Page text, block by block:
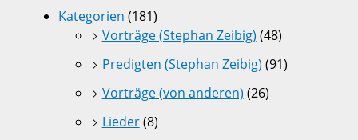
Kategorien (181)
Vorträge (Stephan Zeibig) (48)
Predigten (Stephan Zeibig) (91)
Vorträge (von anderen) (26)
Lieder(8)